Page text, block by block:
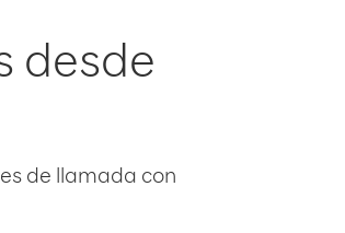
desde
de llamada con